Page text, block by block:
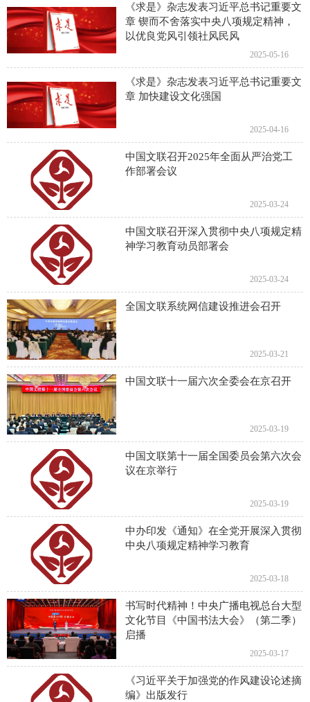
《求是》杂志发表习近平总书记重要文
章 锲而不舍落实中央八项规定精神，
以优良党风引领社风民风
2025-05-16
《求是》杂志发表习近平总书记重要文
章 加快建设文化强国
2025-04-16
中国文联召开2025年全面从严治党工
作部署会议
2025-03-24
中国文联召开深入贯彻中央八项规定精
神学习教育动员部署会
2025-03-24
全国文联系统网信建设推进会召开
2025-03-21
中国文联十一届六次全委会在京召开
2025-03-19
中国文联第十一届全国委员会第六次会
议在京举行
2025-03-19
中办印发《通知》在全党开展深入贯彻
中央八项规定精神学习教育
2025-03-18
书写时代精神！中央广播电视总台大型
文化节目《中国书法大会》（第二季）
启播
2025-03-17
《习近平关于加强党的作风建设论述摘
编》出版发行